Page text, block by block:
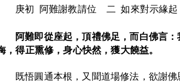
庚初 阿難謝教請位 二 如來對示緣起
阿難即從座起，頂禮佛足，而白佛言
，得正熏修，身心快然，獲大饒益。
既悟圓通本根，又聞道場修法，欲謝